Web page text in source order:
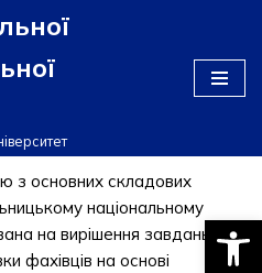
з основних складових
національному
на вирішення завдань
фахівців на основі